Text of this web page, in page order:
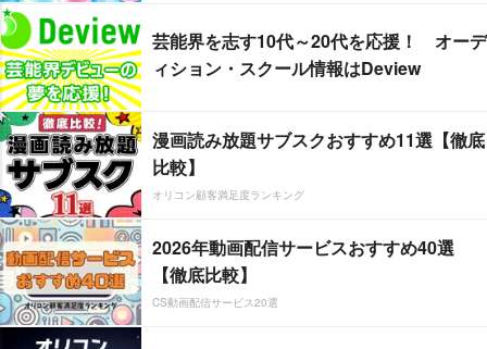
芸能界を志す10代～20代を応援！ オーデ
ィション・スクール情報はDeview
漫画読み放題サブスクおすすめ11選【徹底
比較】
オリコン顧客満足度ランキング
2026年動画配信サービスおすすめ40選
【徹底比較】
CS動画配信サービス20選